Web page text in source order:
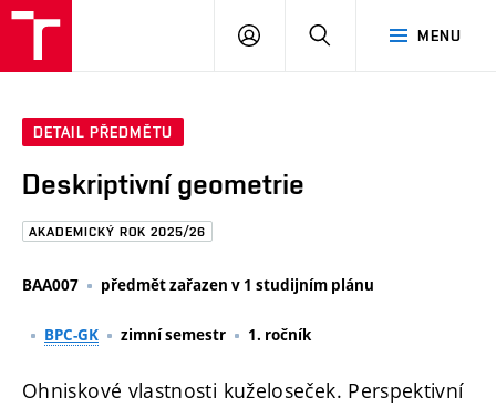
Brno
MENU
PŘIHLÁSIT
DETAIL PŘEDMĚTU
Deskriptivní geometrie
AKADEMICKÝ ROK 2025/26
BAA007 předmět zařazen v 1 studijním plánu
BPC-GK zimní semestr 1. ročník
Ohniskové vlastnosti kuželoseček. Perspektivní